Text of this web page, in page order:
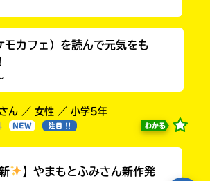
モカフェ）を読んで元気をも
ん ／ 女性 ／ 小学5年
NEW 注目 !! わかる
】やまもとふみさん新作発